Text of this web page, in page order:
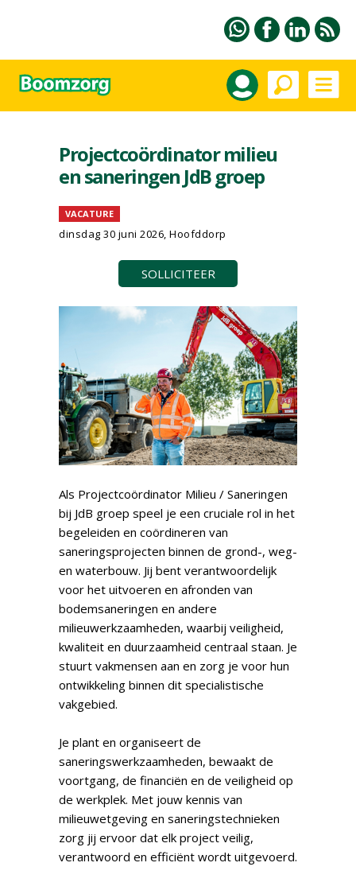
Projectcoördinator milieu
en saneringen JdB groep
VACATURE
dinsdag 30 juni 2026, Hoofddorp
SOLLICITEER
Als Projectcoördinator Milieu / Saneringen
bij JdB groep speel je een cruciale rol in het
begeleiden en coördineren van
saneringsprojecten binnen de grond-, weg-
en waterbouw. Jij bent verantwoordelijk
voor het uitvoeren en afronden van
bodemsaneringen en andere
milieuwerkzaamheden, waarbij veiligheid,
kwaliteit en duurzaamheid centraal staan. Je
stuurt vakmensen aan en zorg je voor hun
ontwikkeling binnen dit specialistische
vakgebied.
Je plant en organiseert de
saneringswerkzaamheden, bewaakt de
voortgang, de financiën en de veiligheid op
de werkplek. Met jouw kennis van
milieuwetgeving en saneringstechnieken
zorg jij ervoor dat elk project veilig,
verantwoord en efficiënt wordt uitgevoerd.